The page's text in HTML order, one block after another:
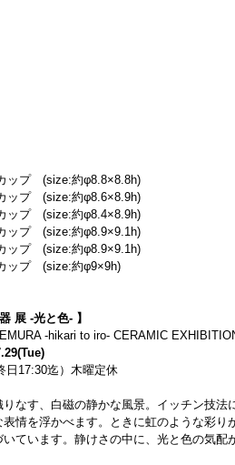
ップ　(size:約φ8.8×8.8h)
ップ　(size:約φ8.6×8.9h)
ップ　(size:約φ8.4×8.9h)
ップ　(size:約φ8.9×9.1h)
ップ　(size:約φ8.9×9.1h)
ップ　(size:約φ9×9h)
展 -光と色- 】
-hikari to iro- CERAMIC
日17:30迄）木曜定休
なす、白磁の静かな風景。イッチン技法
表情を浮かべます。ときに虹のような彩
ています。静けさの中に、光と色の気